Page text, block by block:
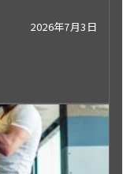
2026年7月3日